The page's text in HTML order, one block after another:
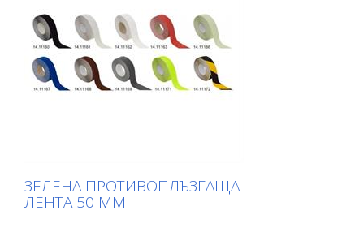
ЗЕЛЕНА ПРОТИВОПЛЪЗГАЩА
ЛЕНТА 50 ММ